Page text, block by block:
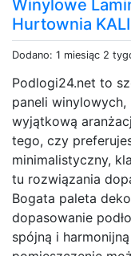
Winylowe
Hurtownia
Dodano: 1 miesiąc 2
Podlogi24.net to
paneli
wyjątkową
tego, czy
minimalistyczny,
tu rozwiązania
Bogata paleta
dopasowanie
spójną i